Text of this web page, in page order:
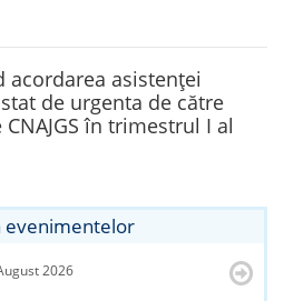
acordarea asistenţei
de urgenta de către
în trimestrul I al
evenimentelor
2026